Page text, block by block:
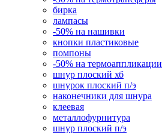
бирка
лампасы
-50% на нашивки
кнопки пластиковые
помпоны
-50% на термоаппликации
шнур плоский хб
шнурок плоский п/э
наконечники для шнура
клеевая
металлофурнитура
шнур плоский п/э